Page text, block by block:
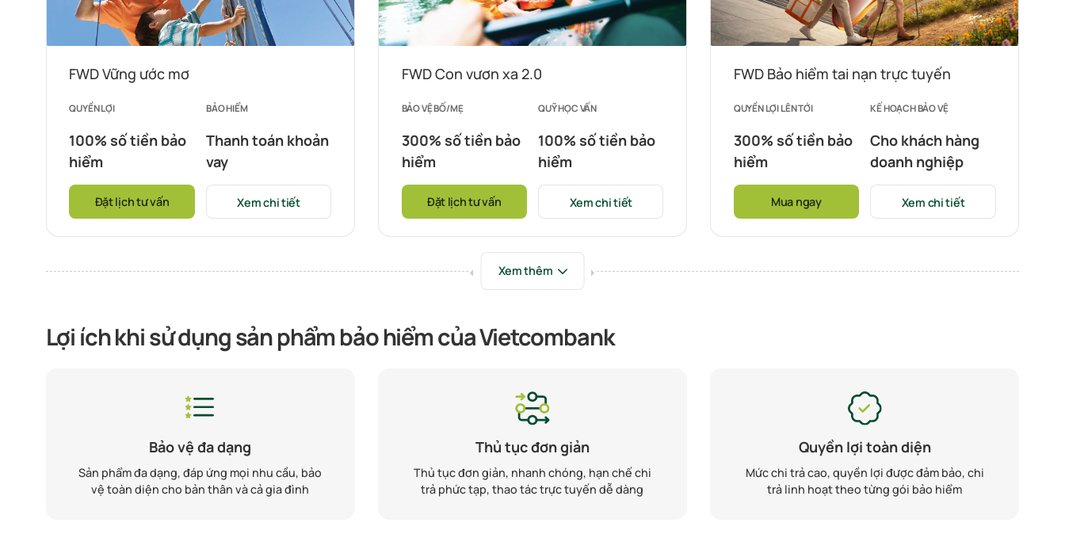
FWD Vững ước mơ
QUYỀN LỢI
100% số tiền bảo
hiểm
BẢO HIỂM
Thanh toán khoản
vay
Đặt lịch tư vấn Xem chi tiết
FWD Con vươn xa 2.0
BẢO VỆ BỐ/MẸ
300% số tiền bảo
hiểm
QUỸ HỌC VẤN
100% số tiền bảo
hiểm
Đặt lịch tư vấn Xem chi tiết
FWD Bảo hiểm tai nạn trực tuyến
QUYỀN LỢI LÊN TỚI
300% số tiền bảo
hiểm
KẾ HOẠCH BẢO VỆ
Cho khách hàng
doanh nghiệp
Mua ngay Xem chi tiết
Lợi ích khi sử dụng sản phẩm bảo hiểm của Vietcombank
Bảo vệ đa dạng
Sản phẩm đa dạng, đáp ứng mọi nhu cầu, bảo
vệ toàn diện cho bản thân và cả gia đình
Thủ tục đơn giản
Thủ tục đơn giản, nhanh chóng, hạn chế chi
trả phức tạp, thao tác trực tuyến dễ dàng
Quyền lợi toàn diện
Mức chi trả cao, quyền lợi được đảm bảo, chi
trả linh hoạt theo từng gói bảo hiểm